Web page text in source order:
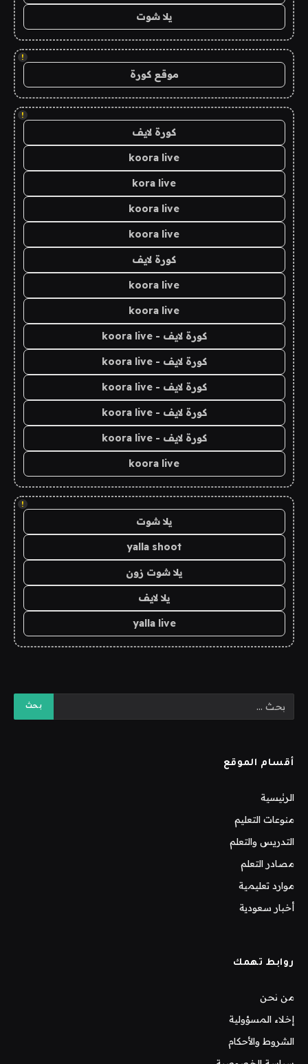
يلا شوت
!
موقع كورة
!
كورة لايف
koora live
kora live
koora live
koora live
كورة لايف
koora live
koora live
كورة لايف - koora live
كورة لايف - koora live
كورة لايف - koora live
كورة لايف - koora live
كورة لايف - koora live
koora live
!
يلا شوت
yalla shoot
يلا شوت زون
يلا لايف
yalla live
أقسام الموقع
الرئيسية
منوعات التعليم
التدريس والتعلم
مصادر التعلم
موارد تعليمية
أخبار سعودية
روابط تهمك
من نحن
إخلاء المسؤولية
الشروط والأحكام